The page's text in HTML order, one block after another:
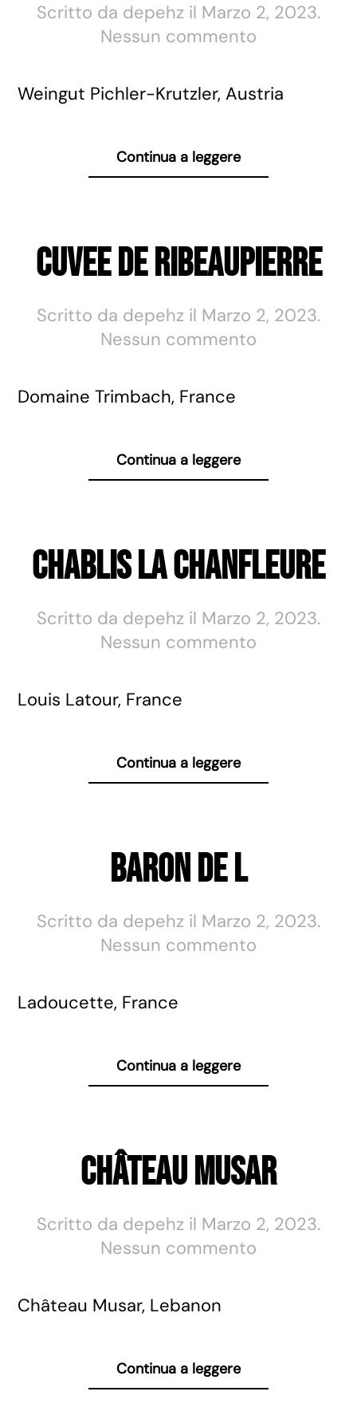
Scritto da depehz il Marzo 2, 2023.
Nessun commento
Veltliner
Supperin
Weingut Pichler-Krutzler, Austria
Continua a leggere
Cuvee de Ribeaupierre
Scritto da depehz il Marzo 2, 2023.
Nessun commento
Domaine Trimbach, France
Continua a leggere
Chablis La Chanfleure
Scritto da depehz il Marzo 2, 2023.
Nessun commento
Louis Latour, France
Continua a leggere
Baron De L
Scritto da depehz il Marzo 2, 2023.
Nessun commento
Ladoucette, France
Continua a leggere
Château Musar
Scritto da depehz il Marzo 2, 2023.
Nessun commento
Château Musar, Lebanon
Continua a leggere